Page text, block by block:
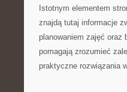
Istotnym elementem
znajdą tutaj informacje
planowaniem zajęć oraz
pomagają zrozumieć
praktyczne rozwiązania